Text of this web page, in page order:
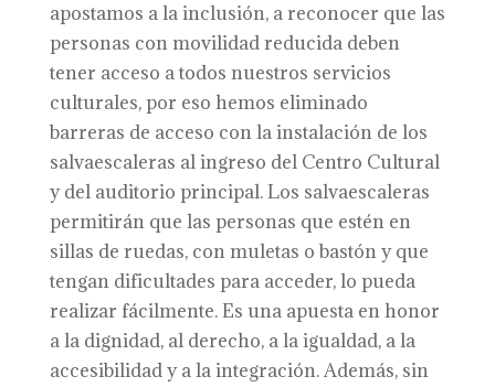
apostamos a la inclusión, a reconocer que las
personas con movilidad reducida deben
tener acceso a todos nuestros servicios
culturales, por eso hemos eliminado
barreras de acceso con la instalación de los
salvaescaleras al ingreso del Centro Cultural
y del auditorio principal. Los salvaescaleras
permitirán que las personas que estén en
sillas de ruedas, con muletas o bastón y que
tengan dificultades para acceder, lo pueda
realizar fácilmente. Es una apuesta en honor
a la dignidad, al derecho, a la igualdad, a la
accesibilidad y a la integración. Además, sin